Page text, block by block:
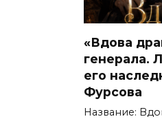
«Вдова
генерала.
его
Фурсова
Название: